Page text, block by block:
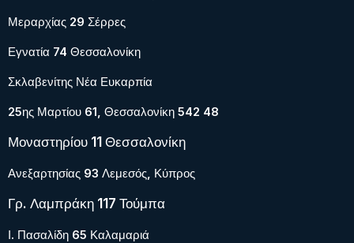
Μεραρχίας 29 Σέρρες
Εγνατία 74 Θεσσαλονίκη
Σκλαβενίτης Νέα Ευκαρπία
25ης Μαρτίου 61, Θεσσαλονίκη 542 48
Μοναστηρίου 11 Θεσσαλονίκη
Ανεξαρτησίας 93 Λεμεσός, Κύπρος
Γρ. Λαμπράκη 117 Τούμπα
Ι. Πασαλίδη 65 Καλαμαριά